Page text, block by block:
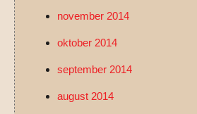
november 2014
oktober 2014
september 2014
august 2014